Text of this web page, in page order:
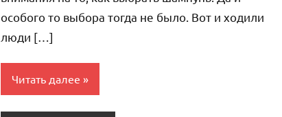
особого то выбора тогда не было. Вот и ходили
люди […]
Читать далее